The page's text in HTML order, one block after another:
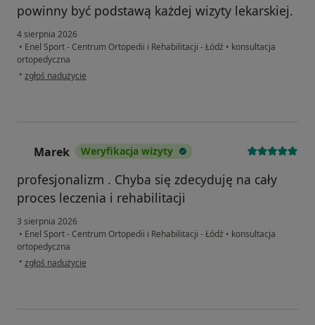
powinny być podstawą każdej wizyty lekarskiej.
4 sierpnia 2026
• Enel Sport - Centrum Ortopedii i Rehabilitacji - Łódź • konsultacja
ortopedyczna
• w opinii użytkownika Monika
zgłoś nadużycie
Marek Weryfikacja wizyty
profesjonalizm . Chyba się zdecyduję na cały
proces leczenia i rehabilitacji
3 sierpnia 2026
• Enel Sport - Centrum Ortopedii i Rehabilitacji - Łódź • konsultacja
ortopedyczna
• w opinii użytkownika Marek
zgłoś nadużycie